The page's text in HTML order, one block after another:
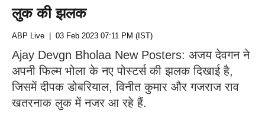
लुक की झलक
ABP Live | 03 Feb 2023 07:11 PM (IST)
Ajay Devgn Bholaa New Posters: अजय देवगन ने
अपनी फिल्म भोला के नए पोस्टर्स की झलक दिखाई है,
जिसमें दीपक डोबरियाल, विनीत कुमार और गजराज राव
खतरनाक लुक में नजर आ रहे हैं.